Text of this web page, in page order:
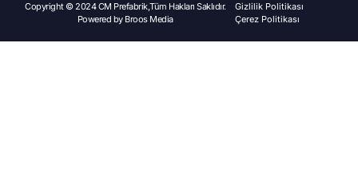
Copyright © 2024 CM Prefabrik,Tüm Hakları Saklıdır.
Powered by Broos Media
Gizlilik Politikası
Çerez Politikası